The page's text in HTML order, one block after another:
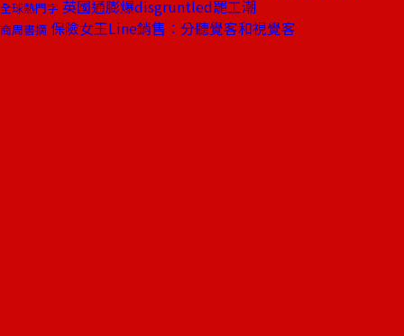
全球熱門字 英國通膨爆disgruntled罷工潮
商周書摘 保險女王Line銷售：分聽覺客和視覺客